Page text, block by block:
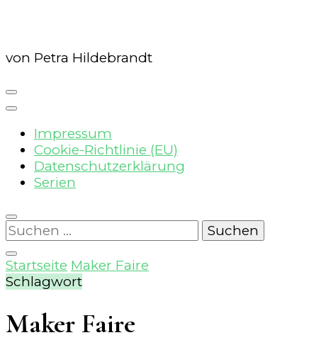
von Petra Hildebrandt
Impressum
Cookie-Richtlinie (EU)
Datenschutzerklärung
Serien
Suchen
nach:
Startseite Maker Faire
Schlagwort
Maker Faire